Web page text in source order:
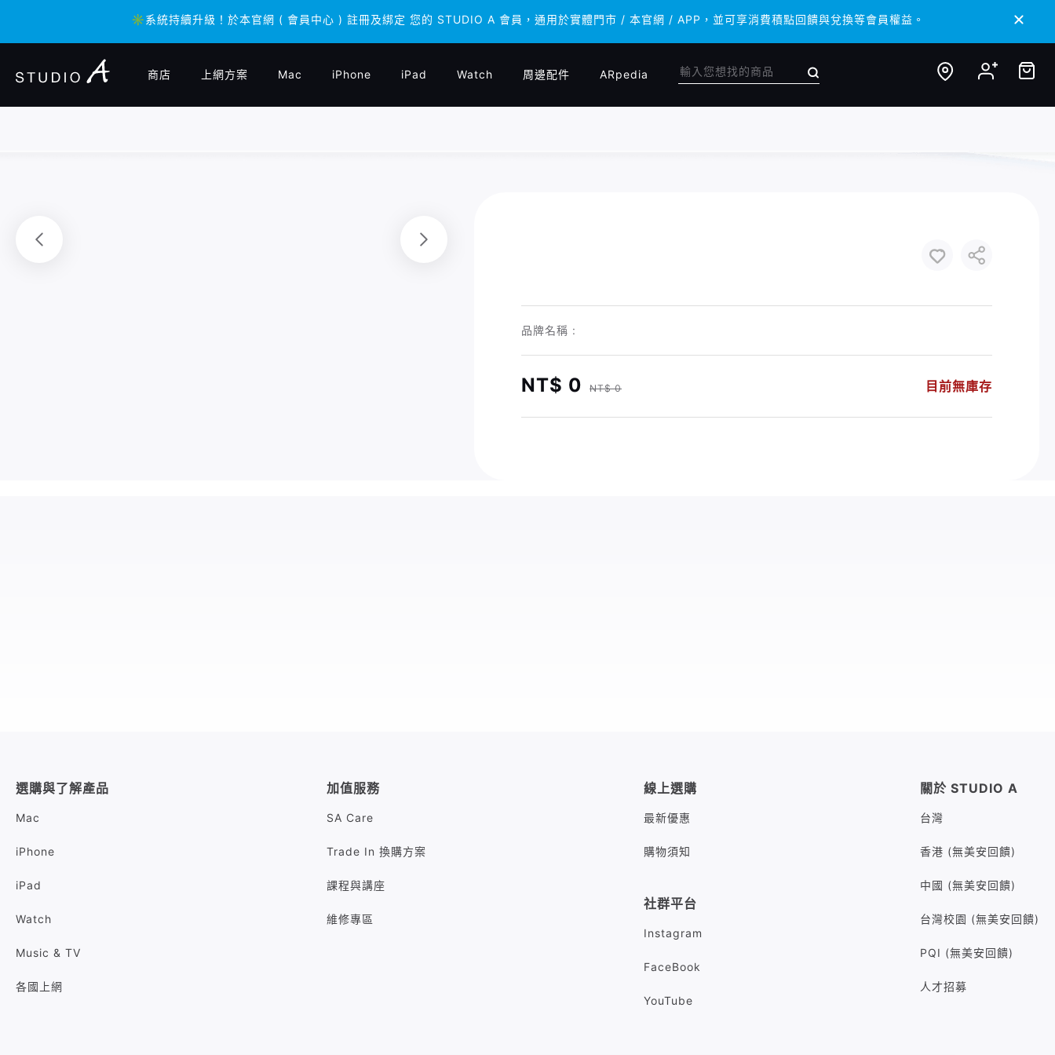
✳️系統持續升級！於本官網 ( 會員中心 ) 註冊及綁定 您的 STUDIO A 會員，通用於實體門市 / 本官網 / APP，並可享消費積點回饋與兌換等會員權益。
✳️系統持續升級！於本官網 ( 會員中心 ) 註冊及綁定 您的 STUDIO A 會員，通用於實體門市 / 本官網 / APP，並可享消費積點回饋與兌換等會員權益。
商店 上網方案 Mac iPhone iPad Watch 周邊配件 ARpedia
品牌名稱 :
NT$ 0 NT$ 0 目前無庫存
選購與了解產品
Mac
iPhone
iPad
Watch
Music & TV
各國上網
加值服務
SA Care
Trade In 換購方案
課程與講座
維修專區
線上選購
最新優惠
購物須知
社群平台
Instagram
FaceBook
YouTube
關於 STUDIO A
台灣
香港 (無美安回饋)
中國 (無美安回饋)
台灣校園 (無美安回饋)
PQI (無美安回饋)
人才招募